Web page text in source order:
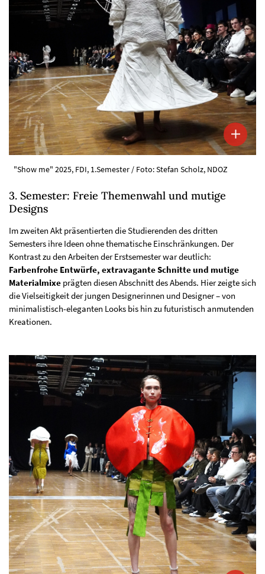
"Show me" 2025, FDI, 1.Semester / Foto: Stefan Scholz, NDOZ
3. Semester: Freie Themenwahl und mutige
Designs
Im zweiten Akt präsentierten die Studierenden des dritten
Semesters ihre Ideen ohne thematische Einschränkungen. Der
Kontrast zu den Arbeiten der Erstsemester war deutlich:
Farbenfrohe Entwürfe, extravagante Schnitte und mutige
Materialmixe prägten diesen Abschnitt des Abends. Hier zeigte sich
die Vielseitigkeit der jungen Designerinnen und Designer – von
minimalistisch-eleganten Looks bis hin zu futuristisch anmutenden
Kreationen.